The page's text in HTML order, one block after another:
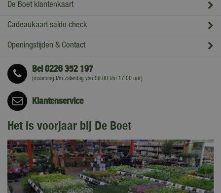
De Boet klantenkaart
Cadeaukaart saldo check
Openingstijden & Contact
Bel0226 352 197
(maandag t/m zaterdag van 09.00 t/m 17.00 uur)
Klantenservice
Het is voorjaar bij De Boet